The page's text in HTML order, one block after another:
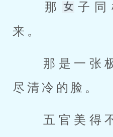
那
子
来。
尽清冷的脸。